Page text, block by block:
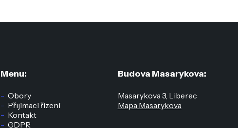
Menu:
Obory
Přijímací řízení
Kontakt
GDPR
Budova Masarykova:
Masarykova 3, Liberec
Mapa Masarykova